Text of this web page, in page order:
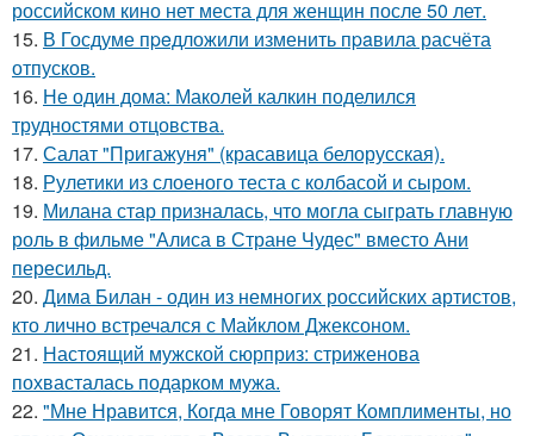
российском кино нет места для женщин после 50 лет.
15. В Госдуме пpeдложили изменить пpaвила расчёта
отпусков.
16. Не один дома: Маколей калкин поделился
трудностями отцовства.
17. Салат "Пригажуня" (красавица белорусская).
18. Рулетики из слоеного теста с колбасой и сыром.
19. Милана стар призналась, что могла сыграть главную
роль в фильме "Алиса в Стране Чудес" вместо Ани
пересильд.
20. Дима Билан - один из немногих российских артистов,
кто лично встречался с Майклом Джексоном.
21. Настоящий мужской сюрприз: стриженова
похвасталась подарком мужа.
22. "Мне Нравится, Когда мне Говорят Комплименты, но